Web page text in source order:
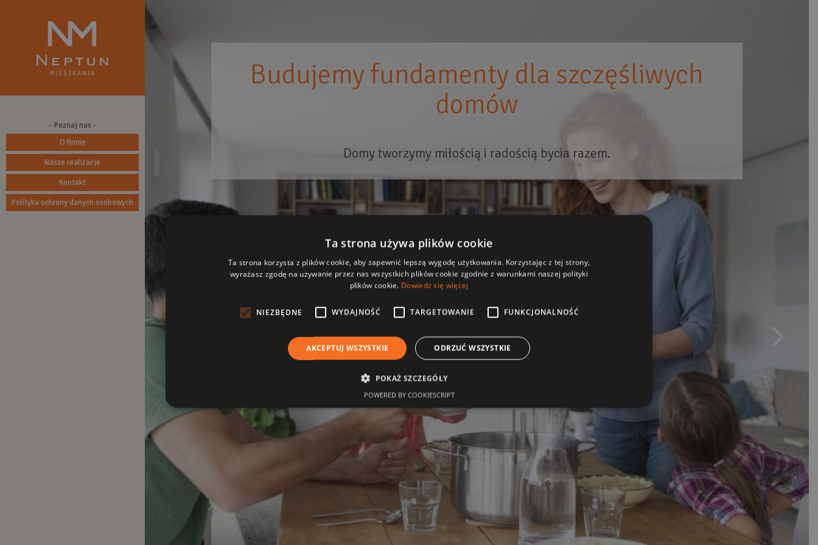
- Poznaj nas -
O firmie
Nasze realizacje
Kontakt
Polityka ochrony danych osobowych
Budujemy fundamenty dla szczęśliwych
domów
Domy tworzymy miłością i radością bycia razem.
Ta strona używa plików cookie
Ta strona korzysta z plików cookie, aby zapewnić lepszą wygodę użytkowania. Korzystając z tej strony,
wyrażasz zgodę na używanie przez nas wszystkich plików cookie zgodnie z warunkami naszej polityki
plików cookie. Dowiedz się więcej
NIEZBĘDNE WYDAJNOŚĆ TARGETOWANIE FUNKCJONALNOŚĆ
AKCEPTUJ WSZYSTKIE ODRZUĆ WSZYSTKIE
POKAŻ SZCZEGÓŁY
POWERED BY COOKIESCRIPT